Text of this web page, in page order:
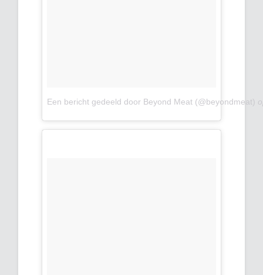
Een bericht gedeeld door Beyond Meat (@beyondmeat)